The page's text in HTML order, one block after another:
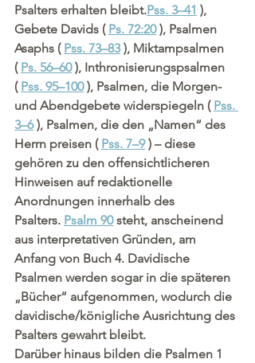
Psalters erhalten bleibt.Pss. 3–41 ),
Gebete Davids ( Ps. 72:20 ), Psalmen
Asaphs ( Pss. 73–83 ), Miktampsalmen
( Ps. 56–60 ), Inthronisierungspsalmen
( Pss. 95–100 ), Psalmen, die Morgen-
und Abendgebete widerspiegeln ( Pss.
3–6 ), Psalmen, die den „Namen“ des
Herrn preisen ( Pss. 7–9 ) – diese
gehören zu den offensichtlicheren
Hinweisen auf redaktionelle
Anordnungen innerhalb des
Psalters. Psalm 90 steht, anscheinend
aus interpretativen Gründen, am
Anfang von Buch 4. Davidische
Psalmen werden sogar in die späteren
„Bücher“ aufgenommen, wodurch die
davidische/königliche Ausrichtung des
Psalters gewahrt bleibt.
Darüber hinaus bilden die Psalmen 1